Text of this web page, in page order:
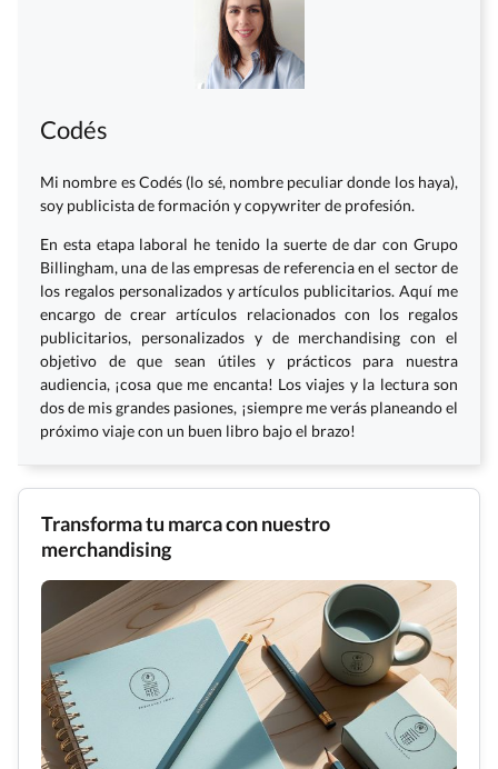
Codés
Mi nombre es Codés (lo sé, nombre peculiar donde los haya),
soy publicista de formación y copywriter de profesión.
En esta etapa laboral he tenido la suerte de dar con Grupo
Billingham, una de las empresas de referencia en el sector de
los regalos personalizados y artículos publicitarios. Aquí me
encargo de crear artículos relacionados con los regalos
publicitarios, personalizados y de merchandising con el
objetivo de que sean útiles y prácticos para nuestra
audiencia, ¡cosa que me encanta! Los viajes y la lectura son
dos de mis grandes pasiones, ¡siempre me verás planeando el
próximo viaje con un buen libro bajo el brazo!
Transforma tu marca con nuestro
merchandising